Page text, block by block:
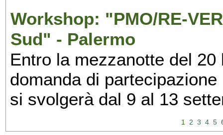
Workshop: "PMO/RE-
Sud" - Palermo
Entro la mezzanotte del
domanda di
si svolgerà dal 9 al 13
1 2 3 4 5